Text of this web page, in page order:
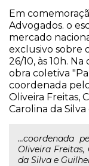
Em
Advogados. o
mercado
exclusivo sobre
26/10, às 10h.
obra coletiva
coordenada
Oliveira Freitas,
Carolina da
...coordenada
Oliveira Freitas,
da Silva e